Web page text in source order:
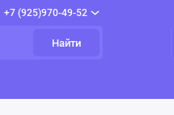
+7 (925)970-49-52
Найти